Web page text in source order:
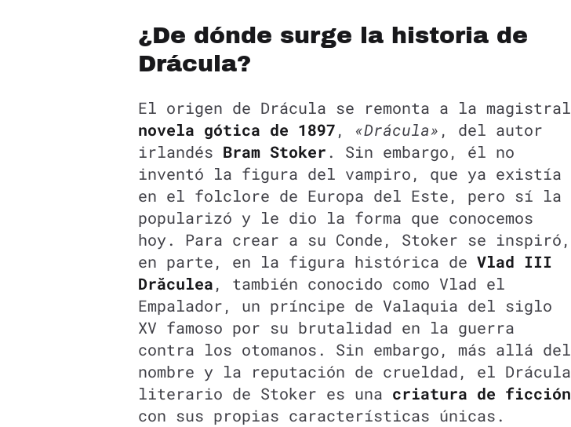
¿De dónde surge la historia de
Drácula?
El origen de Drácula se remonta a la magistral
novela gótica de 1897, «Drácula» , del autor
irlandés Bram Stoker . Sin embargo, él no
inventó la figura del vampiro, que ya existía
en el folclore de Europa del Este, pero sí la
popularizó y le dio la forma que conocemos
hoy. Para crear a su Conde, Stoker se inspiró,
en parte, en la figura histórica de Vlad III
Drăculea, también conocido como Vlad el
Empalador, un príncipe de Valaquia del siglo
XV famoso por su brutalidad en la guerra
contra los otomanos. Sin embargo, más allá del
nombre y la reputación de crueldad, el Drácula
literario de Stoker es una criatura de ficción
con sus propias características únicas.